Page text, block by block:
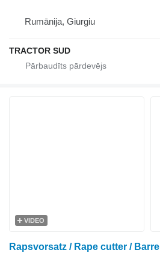
Rumānija, Giurgiu
TRACTOR SUD
VIDEO
Rapsvorsatz / Rape cutter /